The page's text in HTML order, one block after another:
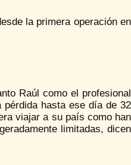
la primera operación en
Raúl como el profesional
hasta ese día de 32
viajar a su país como han
limitadas, dicen